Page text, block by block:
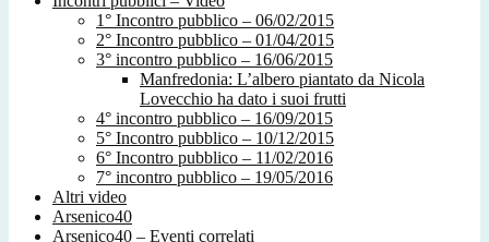
1° Incontro pubblico – 06/02/2015
2° Incontro pubblico – 01/04/2015
3° incontro pubblico – 16/06/2015
Manfredonia: L’albero piantato da Nicola
Lovecchio ha dato i suoi frutti
4° incontro pubblico – 16/09/2015
5° Incontro pubblico – 10/12/2015
6° Incontro pubblico – 11/02/2016
7° incontro pubblico – 19/05/2016
Altri video
Arsenico40
Arsenico40 – Eventi correlati